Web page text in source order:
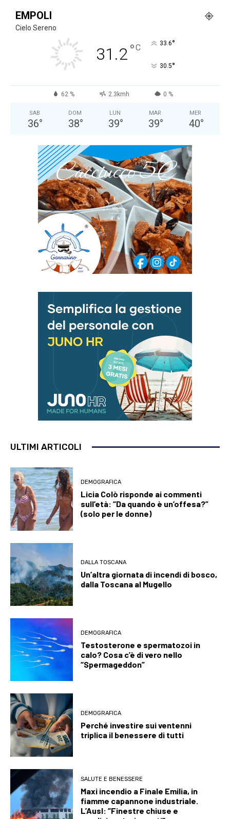
EMPOLI
Cielo Sereno
31.2°C 33.6°
30.5°
62 % 2.3kmh 0 %
SAB
36°
DOM
38°
LUN
39°
MAR
39°
MER
40°
ULTIMI ARTICOLI
DEMOGRAFICA
Licia Colò risponde ai commenti
sull’età: “Da quando è un’offesa?”
(solo per le donne)
DALLA TOSCANA
Un’altra giornata di incendi di bosco,
dalla Toscana al Mugello
DEMOGRAFICA
Testosterone e spermatozoi in
calo? Cosa c’è di vero nello
“Spermageddon”
DEMOGRAFICA
Perché investire sui ventenni
triplica il benessere di tutti
SALUTE E BENESSERE
Maxi incendio a Finale Emilia, in
fiamme capannone industriale.
L’Ausl: “Finestre chiuse e